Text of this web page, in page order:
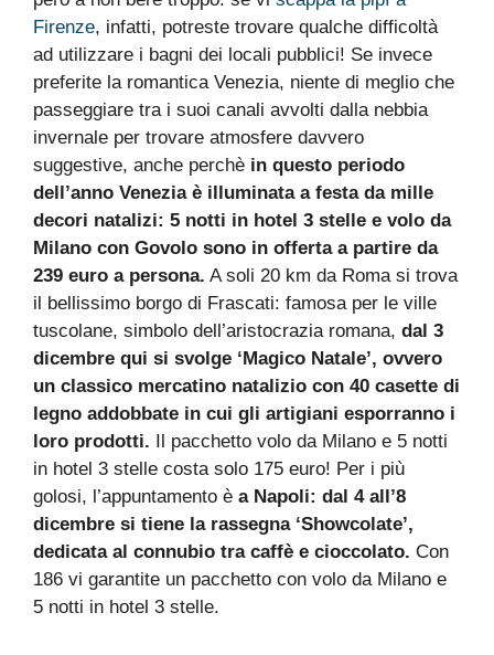
Firenze, infatti, potreste trovare qualche difficoltà
ad utilizzare i bagni dei locali pubblici! Se invece
preferite la romantica Venezia, niente di meglio che
passeggiare tra i suoi canali avvolti dalla nebbia
invernale per trovare atmosfere davvero
suggestive, anche perchè in questo periodo
dell’anno Venezia è illuminata a festa da mille
decori natalizi: 5 notti in hotel 3 stelle e volo da
Milano con Govolo sono in offerta a partire da
239 euro a persona. A soli 20 km da Roma si trova
il bellissimo borgo di Frascati: famosa per le ville
tuscolane, simbolo dell’aristocrazia romana, dal 3
dicembre qui si svolge ‘Magico Natale’, ovvero
un classico mercatino natalizio con 40 casette di
legno addobbate in cui gli artigiani esporranno i
loro prodotti. Il pacchetto volo da Milano e 5 notti
in hotel 3 stelle costa solo 175 euro! Per i più
golosi, l’appuntamento è a Napoli: dal 4 all’8
dicembre si tiene la rassegna ‘Showcolate’,
dedicata al connubio tra caffè e cioccolato. Con
186 vi garantite un pacchetto con volo da Milano e
5 notti in hotel 3 stelle.